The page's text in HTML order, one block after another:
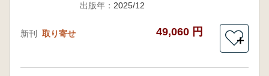
出版年： 2025/12
新刊 取り寄せ 49,060 円
＋